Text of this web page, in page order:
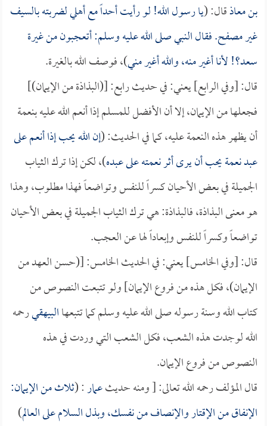
بن معاذقال: (يا رسول الله! لو رأيت أحداً مع أهلي لضربته بالسيف
غير مصفح. فقال النبي صلى الله عليه وسلم: أتعجبون من غيرة
سعد؟! لأنا أغير منه، والله أغير مني)، فوصف الله بالغيرة.
قال: [وفي الرابع] يعني: في حديث رابع: [(البذاذة من الإيمان)]
فجعلها من الإيمان، إلا أن الأفضل للمسلم إذا أنعم الله عليه بنعمة
أن يظهر هذه النعمة عليه، كما في الحديث: (إن الله يحب إذا أنعم على
عبد نعمة يحب أن يرى أثر نعمته على عبده)، لكن إذا ترك الثياب
الجميلة في بعض الأحيان كسراً للنفس وتواضعاً فهذا مطلوب، وهذا
هو معنى البذاذة، فالبذاذة: هي ترك الثياب الجميلة في بعض الأحيان
تواضعاً وكسراً للنفس وإبعاداً لها عن العجب.
قال: [وفي الخامس] يعني: في الحديث الخامس: [(حسن العهد من
الإيمان)، فكل هذه من فروع الإيمان] ولو تتبعت النصوص من
كتاب الله وسنة رسوله صلى الله عليه وسلم كما تتبعهاالبيهقيرحمه
الله لوجدت هذه الشعب، فكل الشعب التي وردت في هذه
النصوص من فروع الإيمان.
قال المؤلف رحمه الله تعالى: [ ومنه حديثعمار: (ثلاث من الإيمان:
الإنفاق من الإقتار والإنصاف من نفسك، وبذل السلام على العالم)